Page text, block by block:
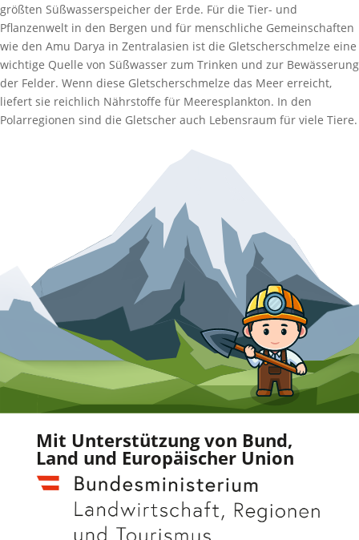
größten Süßwasserspeicher der Erde. Für die Tier- und
Pflanzenwelt in den Bergen und für menschliche Gemeinschaften
wie den Amu Darya in Zentralasien ist die Gletscherschmelze eine
wichtige Quelle von Süßwasser zum Trinken und zur Bewässerung
der Felder. Wenn diese Gletscherschmelze das Meer erreicht,
liefert sie reichlich Nährstoffe für Meeresplankton. In den
Polarregionen sind die Gletscher auch Lebensraum für viele Tiere.
Mit Unterstützung von Bund,
Land und Europäischer Union